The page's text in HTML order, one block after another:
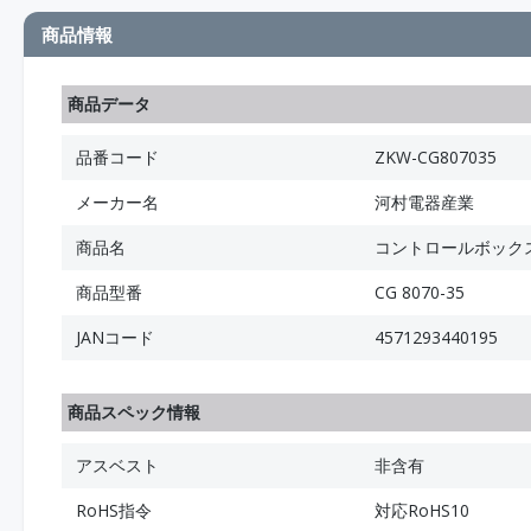
商品情報
商品データ
品番コード
ZKW-CG807035
メーカー名
河村電器産業
商品名
コントロールボック
商品型番
CG 8070-35
JANコード
4571293440195
商品スペック情報
アスベスト
非含有
RoHS指令
対応RoHS10